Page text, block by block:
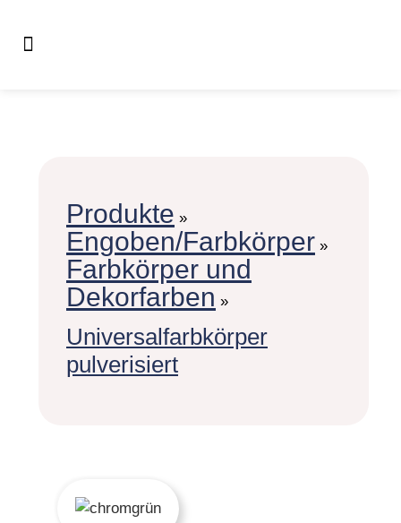
Produkte »
Engoben/Farbkörper »
Farbkörper und
Dekorfarben »
Universalfarbkörper
pulverisiert